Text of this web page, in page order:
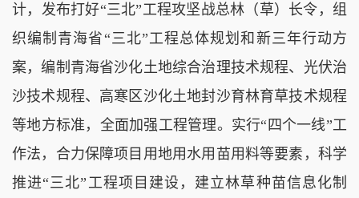
计，发布打好“三北”工程攻坚战总林（草）长令，组
织编制青海省“三北”工程总体规划和新三年行动方
案，编制青海省沙化土地综合治理技术规程、光伏治
沙技术规程、高寒区沙化土地封沙育林育草技术规程
等地方标准，全面加强工程管理。实行“四个一线”工
作法，合力保障项目用地用水用苗用料等要素，科学
推进“三北”工程项目建设，建立林草种苗信息化制